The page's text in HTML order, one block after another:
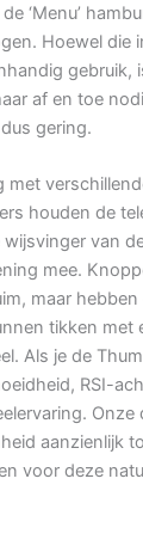
‘Menu’
Hoewel die
gebruik,
af en toe
gering.
met
houden de
van
mee.
maar
tikken met
Als je de
RSI-
Onze
aanzienlijk
voor deze